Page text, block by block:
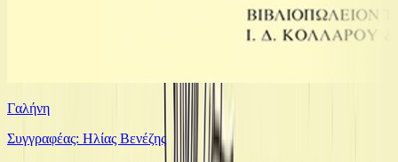
Γαλήνη
Συγγραφέας: Ηλίας Βενέζης